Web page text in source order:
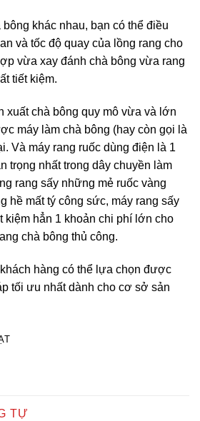
khác nhau, bạn có thể điều
và tốc độ quay của lồng rang cho
vừa xay đánh chà bông vừa rang
tiết kiệm.
xuất chà bông quy mô vừa và lớn
máy làm chà bông (hay còn gọi là
Và máy rang ruốc dùng điện là 1
trọng nhất trong dây chuyền làm
rang sấy những mẻ ruốc vàng
hề mất tý công sức, máy rang sấy
kiệm hẳn 1 khoản chi phí lớn cho
chà bông thủ công.
hàng có thể lựa chọn được
tối ưu nhất dành cho cơ sở sản
TỰ